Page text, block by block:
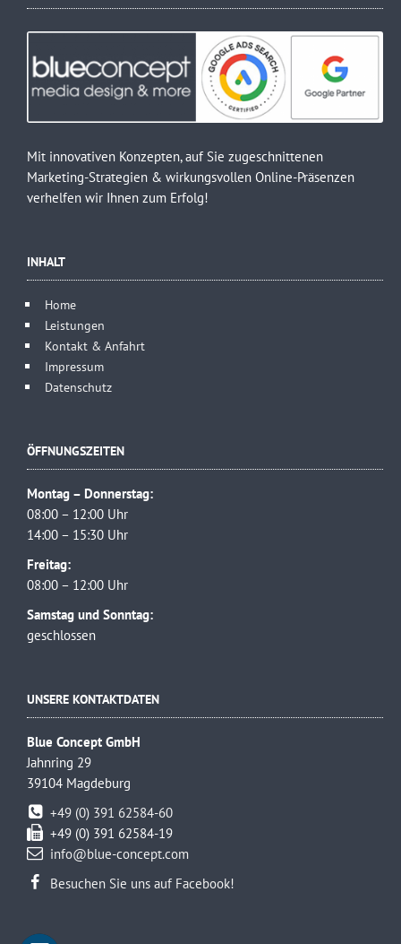
Mit innovativen Konzepten, auf Sie zugeschnittenen
Marketing-Strategien & wirkungsvollen Online-Präsenzen
verhelfen wir Ihnen zum Erfolg!
INHALT
Home
Leistungen
Kontakt & Anfahrt
Impressum
Datenschutz
ÖFFNUNGSZEITEN
Montag – Donnerstag:
08:00 – 12:00 Uhr
14:00 – 15:30 Uhr
Freitag:
08:00 – 12:00 Uhr
Samstag und Sonntag:
geschlossen
UNSERE KONTAKTDATEN
Blue Concept GmbH
Jahnring 29
39104 Magdeburg
+49 (0) 391 62584-60
+49 (0) 391 62584-19
info@blue-concept.com
Besuchen Sie uns auf Facebook!